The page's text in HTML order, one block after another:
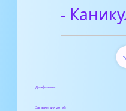
-
Диафильмы
Загадки для детей